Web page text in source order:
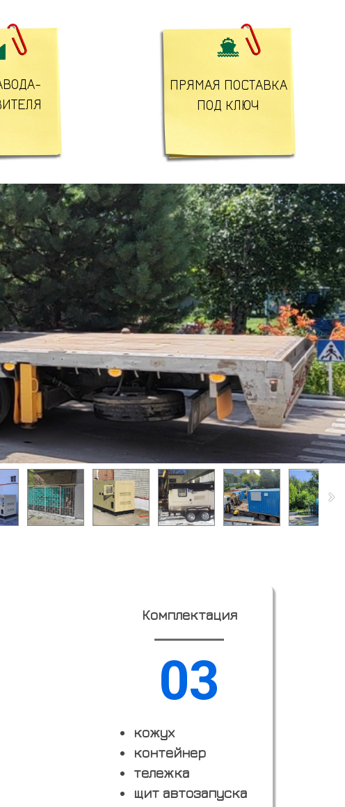

ПРЯМАЯ ПОСТАВКА
ПОД КЛЮЧ
Комплектация
03
кожух
контейнер
тележка
щит автозапуска